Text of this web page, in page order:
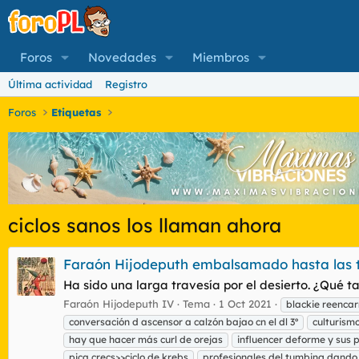
Foros Novedades Miembros
Última actividad Registro
Foros Etiquetas
ciclos sanos los llaman ahora
Faraón Hijodeputh embalsamado hasta
Ha sido una larga travesía por el desierto. ¿Qué
Faraón Hijodeputh IV Tema 1 Oct 2021 blackie
conversación d ascensor a calzón bajao cn el dl 3º
hay que hacer más curl de orejas
influencer deforme y sus